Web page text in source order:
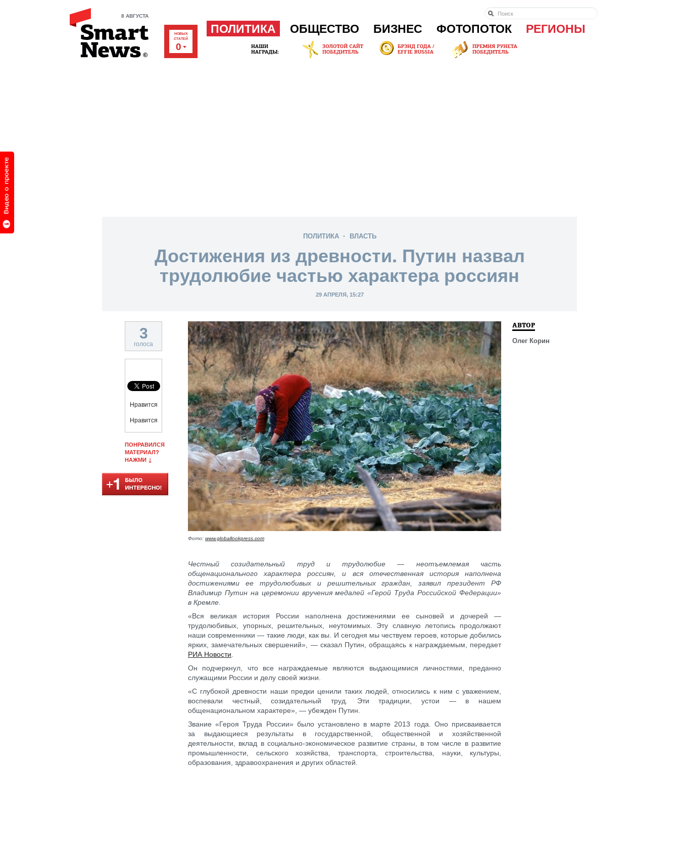
8 АВГУСТА
НОВЫХ
СТАТЕЙ
0
ПОЛИТИКА ОБЩЕСТВО БИЗНЕС ФОТОПОТОК РЕГИОНЫ
ПОЛИТИКА ВЛАСТЬ
Достижения из древности. Путин назвал
трудолюбие частью характера россиян
29 АПРЕЛЯ, 15:27
3
голоса
Нравится
Нравится
ПОНРАВИЛСЯ
МАТЕРИАЛ?
НАЖМИ ↓
Фото: www.globallookpress.com
Честный созидательный труд и трудолюбие — неотъемлемая часть
общенационального характера россиян, и вся отечественная история наполнена
достижениями ее трудолюбивых и решительных граждан, заявил президент РФ
Владимир Путин на церемонии вручения медалей «Герой Труда Российской Федерации»
в Кремле.
«Вся великая история России наполнена достижениями ее сыновей и дочерей —
трудолюбивых, упорных, решительных, неутомимых. Эту славную летопись продолжают
наши современники — такие люди, как вы. И сегодня мы чествуем героев, которые добились
ярких, замечательных свершений», — сказал Путин, обращаясь к награждаемым, передает
РИА Новости
Он подчеркнул, что все награждаемые являются выдающимися личностями, преданно
служащими России и делу своей жизни.
«С глубокой древности наши предки ценили таких людей, относились к ним с уважением,
воспевали честный, созидательный труд. Эти традиции, устои — в нашем
общенациональном характере», — убежден Путин.
Звание «Героя Труда России» было установлено в марте 2013 года. Оно присваивается
за выдающиеся результаты в государственной, общественной и хозяйственной
деятельности, вклад в социально-экономическое развитие страны, в том числе в развитие
промышленности, сельского хозяйства, транспорта, строительства, науки, культуры,
образования, здравоохранения и других областей.
АВТОР
Олег Корин